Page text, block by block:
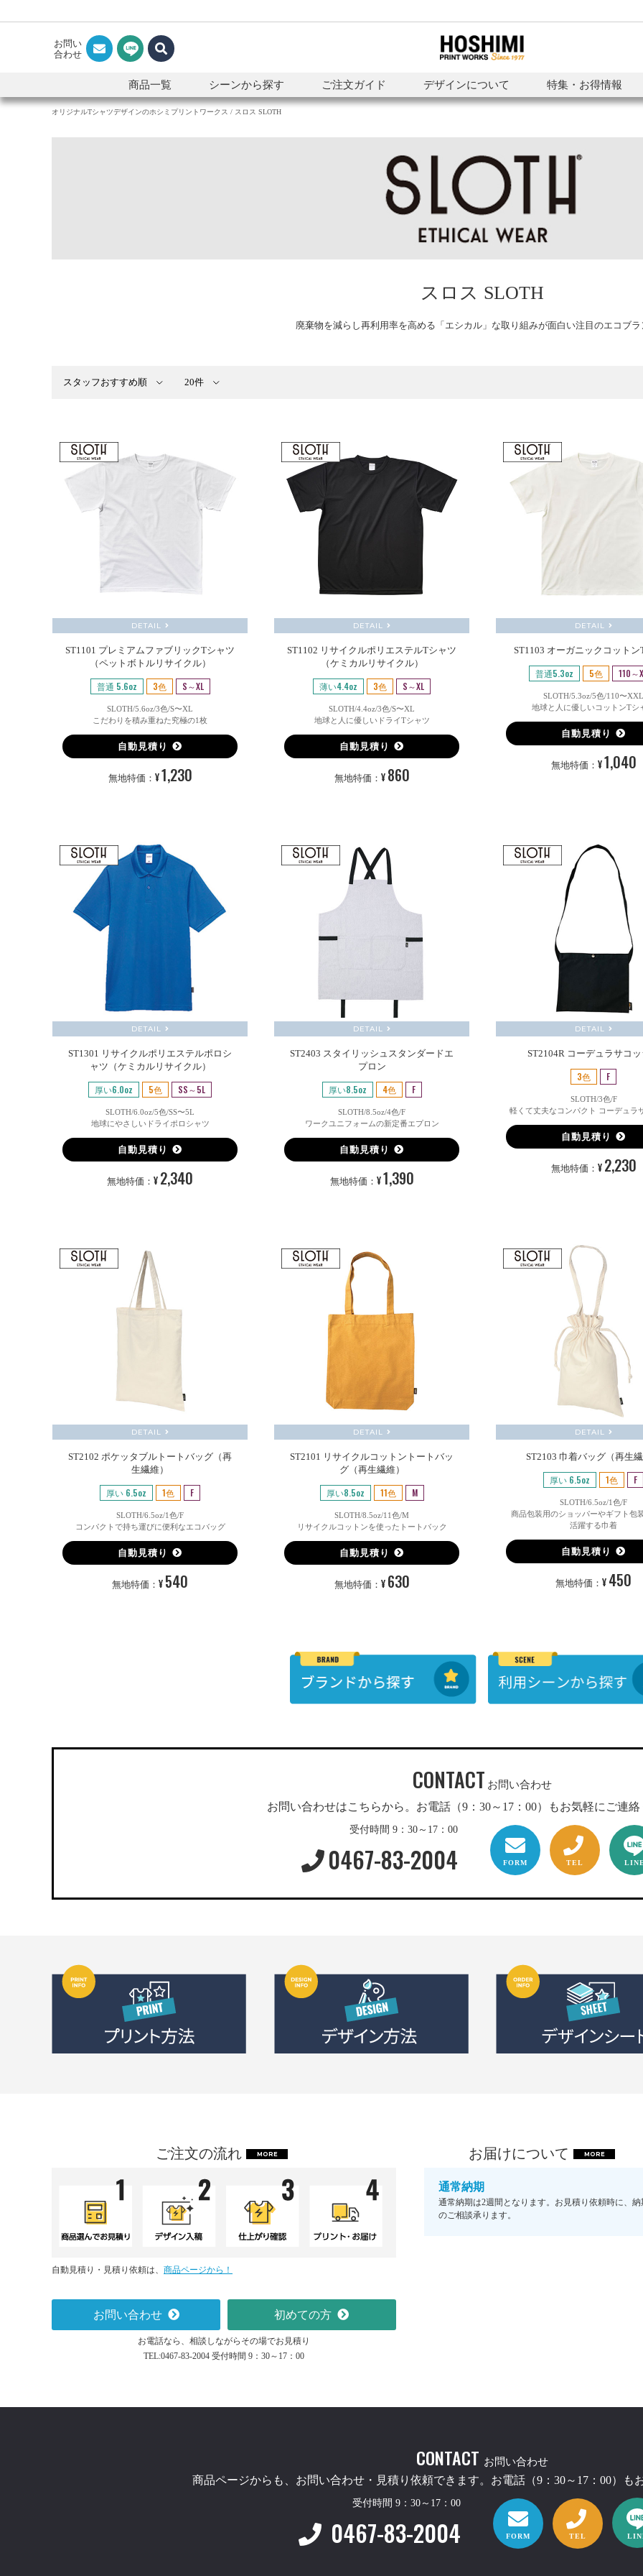
お問い
合わせ
商品一覧 シーンから探す ご注文ガイド デザインについて 特集・お得情報
オリジナルTシャツデザインのホシミプリントワークス スロス SLOTH
スロス SLOTH
廃棄物を減らし再利用率を高める「エシカル」な取り組みが面白い注目のエコブラ
DETAIL
ST1101 プレミアムファブリックTシャツ
（ペットボトルリサイクル）
普通 5.6oz 3色 S～XL
SLOTH/5.6oz/3色/S〜XL
こだわりを積み重ねた究極の1枚
自動見積り
無地特価： ¥1,230
DETAIL
ST1102 リサイクルポリエステルTシャツ
（ケミカルリサイクル）
薄い4.4oz 3色 S～XL
SLOTH/4.4oz/3色/S〜XL
地球と人に優しいドライTシャツ
自動見積り
無地特価： ¥ 860
DETAIL
ST1103 オーガニックコットン
普通5.3oz 5色 110～
SLOTH/5.3oz/5色/110〜XXL
地球と人に優しいコットンTシ
自動見積り
無地特価： ¥1,040
DETAIL
ST1301 リサイクルポリエステルポロシ
ャツ（ケミカルリサイクル）
厚い6.0oz 5色 SS～5L
SLOTH/6.0oz/5色/SS〜5L
地球にやさしいドライポロシャツ
自動見積り
無地特価：¥2,340
DETAIL
ST2403 スタイリッシュスタンダードエ
プロン
厚い8.5oz 4色 F
SLOTH/8.5oz/4色/F
ワークユニフォームの新定番エプロン
自動見積り
無地特価： ¥1,390
DETAIL
ST2104R コーデュラサコッ
3色 F
SLOTH/3色/F
軽くて丈夫なコンパクト コーデュラ
自動見積り
無地特価： ¥ 2,230
DETAIL
ST2102 ポケッタブルトートバッグ（再
生繊維）
厚い 6.5oz 1色 F
SLOTH/6.5oz/1色/F
コンパクトで持ち運びに便利なエコバッグ
自動見積り
無地特価：¥540
DETAIL
ST2101 リサイクルコットントートバッ
グ（再生繊維）
厚い8.5oz 11色 M
SLOTH/8.5oz/11色/M
リサイクルコットンを使ったトートバック
自動見積り
無地特価： ¥ 630
DETAIL
ST2103 巾着バッグ（再生繊
厚い 6.5oz 1色 F
SLOTH/6.5oz/1色/F
商品包装用のショッパーやギフト包
活躍する巾着
自動見積り
無地特価： ¥450
CONTACT お問い合わせ
お問い合わせはこちらから。お電話（9：30～17：00）もお気軽にご連絡
受付時間 9：30～17：00
0467-83-2004 FORM TEL LINE
ご注文の流れ MORE
自動見積り・見積り依頼は、 商品ページから！
お問い合わせ 初めての方
お電話なら、相談しながらその場でお見積り
TEL:0467-83-2004 受付時間 9：30～17：00
お届けについて MORE
通常納期
通常納期は2週間となります。お見積り依頼時に、納
のご相談承ります。
CONTACT お問い合わせ
商品ページからも、お問い合わせ・見積り依頼できます。お電話（9：30～17：00）も
受付時間 9：30～17：00
0467-83-2004 FORM TEL